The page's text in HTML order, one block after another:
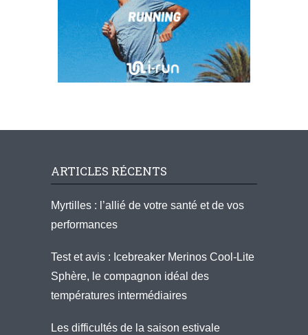
ARTICLES RÉCENTS
Myrtilles : l’allié de votre santé et de vos
performances
Test et avis : Icebreaker Merinos Cool-Lite
Sphère, le compagnon idéal des
températures intermédiaires
Les difficultés de la saison estivale